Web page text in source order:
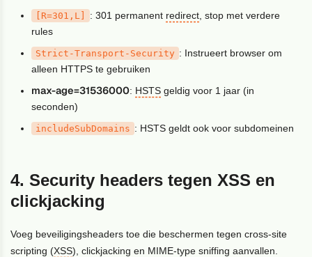
[R=301,L] : 301 permanent redirect , stop met verdere
rules
Strict-Transport-Security : Instrueert browser om
alleen HTTPS te gebruiken
max-age=31536000: HSTS geldig voor 1 jaar (in
seconden)
includeSubDomains : HSTS geldt ook voor subdomeinen
4. Security headers tegen XSS en
clickjacking
Voeg beveiligingsheaders toe die beschermen tegen cross-site
scripting (XSS), clickjacking en MIME-type sniffing aanvallen.